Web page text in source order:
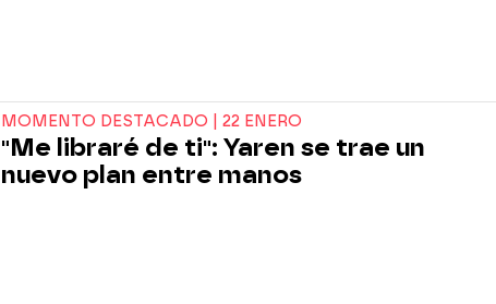
MOMENTO DESTACADO | 22 ENERO
"Me libraré de ti": Yaren se trae un
nuevo plan entre manos